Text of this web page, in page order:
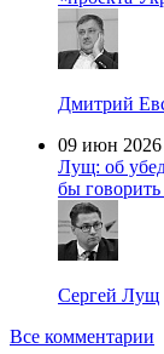
Дмитрий
09 июн 2026
Лущ: об
бы говорить
Сергей Лущ
Все комментарии